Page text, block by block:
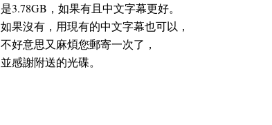
是3.78GB，如果有且中文字幕更好。
如果沒有，用現有的中文字幕也可以，
不好意思又麻煩您郵寄一次了，
並感謝附送的光碟。